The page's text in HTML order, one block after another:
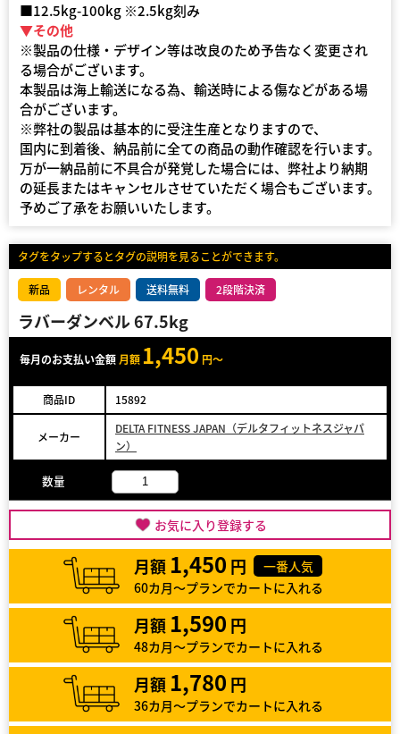
■12.5kg-100kg ※2.5kg刻み
▼その他
※製品の仕様・デザイン等は改良のため予告なく変更され
る場合がございます。
本製品は海上輸送になる為、輸送時による傷などがある場
合がございます。
※弊社の製品は基本的に受注生産となりますので、
国内に到着後、納品前に全ての商品の動作確認を行います。
万が一納品前に不具合が発覚した場合には、弊社より納期
の延長またはキャンセルさせていただく場合もございます。
予めご了承をお願いいたします。
タグをタップするとタグの説明を見ることができます。
新品 レンタル 送料無料 2段階決済
ラバーダンベル 67.5kg
毎月のお支払い金額 月額 1,450 円～
商品ID 15892
メーカー
DELTA FITNESS JAPAN（デルタフィットネスジャパ
ン）
数量
お気に入り登録する
月額 1,450 円
一番人気
60カ月～プランでカートに入れる
月額 1,590 円
48カ月～プランでカートに入れる
月額 1,780 円
36カ月～プランでカートに入れる